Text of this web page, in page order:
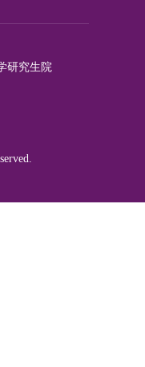
研究生院